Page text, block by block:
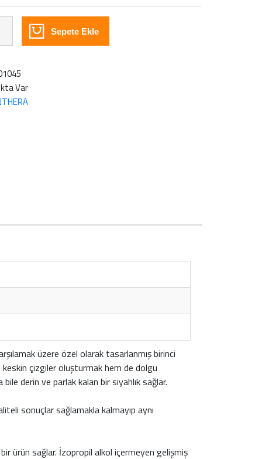
Sepete Ekle
Var
üzere özel olarak tasarlanmış birinci
çizgiler oluşturmak hem de dolgu
derin ve parlak kalan bir siyahlık sağlar.
sonuçlar sağlamakla kalmayıp aynı
ürün sağlar. İzopropil alkol içermeyen gelişmiş